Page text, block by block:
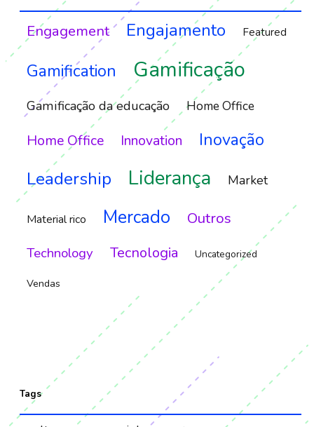
Engagement Engajamento Featured
Gamification Gamificação
Gamificação da educação Home Office
Home Office Innovation Inovação
Leadership Liderança Market
Material rico Mercado Outros
Technology Tecnologia Uncategorized
Vendas
Tags